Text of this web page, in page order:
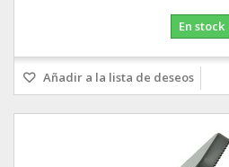
En stock
Añadir a la lista de deseos